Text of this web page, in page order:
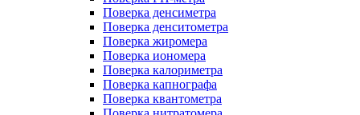
Поверка денсиметра
Поверка денситометра
Поверка жиромера
Поверка иономера
Поверка калориметра
Поверка капнографа
Поверка квантометра